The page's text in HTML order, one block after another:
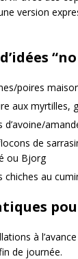
version
poires
aux myrtilles,
d’avoine/
de
ou Bjorg
chiches au
à
de journée.